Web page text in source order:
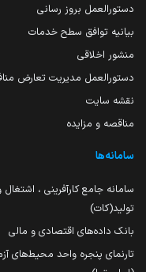
دستورالعمل بروز رسانی
بیانیه توافق سطح خدمات
منشور اخلاقی
دستورالعمل مدیریت تعارض
نقشه سایت
مناقصه و مزایده
سامانه‌ها
سامانه جامع کارآفرینی ، اشتغال
تولید(کات)
بانک داده‌های اقتصادی و مالی
تارنمای پنجره واحد محیط‌های